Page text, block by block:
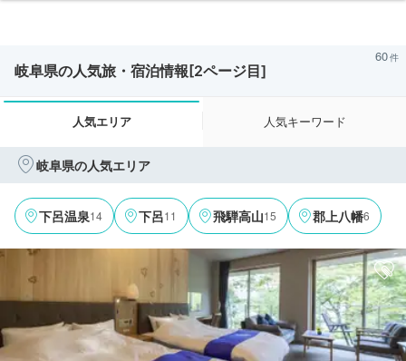
岐阜県の人気旅・宿泊情報[2ページ目]
60
人気エリア 人気キーワード
岐阜県の人気エリア
‎下呂温泉14 下呂11 飛騨高山15 郡上八幡6